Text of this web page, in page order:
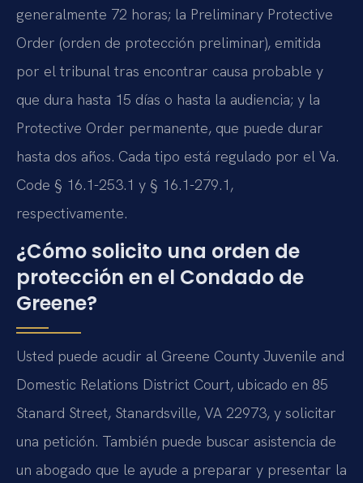
generalmente 72 horas; la Preliminary Protective
Order (orden de protección preliminar), emitida
por el tribunal tras encontrar causa probable y
que dura hasta 15 días o hasta la audiencia; y la
Protective Order permanente, que puede durar
hasta dos años. Cada tipo está regulado por el Va.
Code § 16.1-253.1 y § 16.1-279.1,
respectivamente.
¿Cómo solicito una orden de
protección en el Condado de
Greene?
Usted puede acudir al Greene County Juvenile and
Domestic Relations District Court, ubicado en 85
Stanard Street, Stanardsville, VA 22973, y solicitar
una petición. También puede buscar asistencia de
un abogado que le ayude a preparar y presentar la